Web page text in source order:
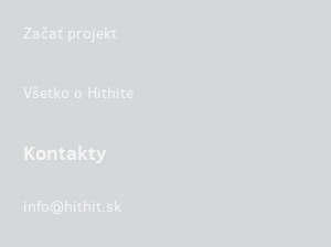
Začať projekt
Všetko o Hithite
Kontakty
info@hithit.sk